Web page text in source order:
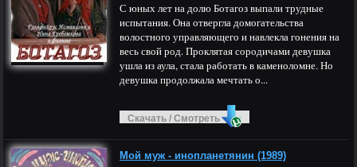
С юных лет на долю Ботагоз выпали трудные
испытания. Она отвергла домогательства
волостного управляющего и навлекла гонения на
весь свой род. Проклятая сородичами девушка
ушла из аула, стала работать в каменоломне. Но
девушка продолжала мечтать о...
Скачать / Смотреть
Мой муж - инопланетянин (1989)